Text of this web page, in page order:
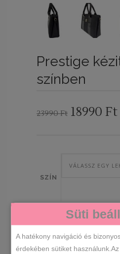
Prestige
színben
23990Ft Original
18990 Ft
SZÍN
VÁLASSZ EGY
több
KOSÁRBA
Süti
A hatékony navigáció és
érdekében sütiket